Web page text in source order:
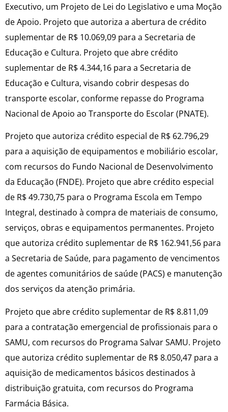
Executivo, um Projeto de Lei do Legislativo e uma Moção
de Apoio. Projeto que autoriza a abertura de crédito
suplementar de R$ 10.069,09 para a Secretaria de
Educação e Cultura. Projeto que abre crédito
suplementar de R$ 4.344,16 para a Secretaria de
Educação e Cultura, visando cobrir despesas do
transporte escolar, conforme repasse do Programa
Nacional de Apoio ao Transporte do Escolar (PNATE).
Projeto que autoriza crédito especial de R$ 62.796,29
para a aquisição de equipamentos e mobiliário escolar,
com recursos do Fundo Nacional de Desenvolvimento
da Educação (FNDE). Projeto que abre crédito especial
de R$ 49.730,75 para o Programa Escola em Tempo
Integral, destinado à compra de materiais de consumo,
serviços, obras e equipamentos permanentes. Projeto
que autoriza crédito suplementar de R$ 162.941,56 para
a Secretaria de Saúde, para pagamento de vencimentos
de agentes comunitários de saúde (PACS) e manutenção
dos serviços da atenção primária.
Projeto que abre crédito suplementar de R$ 8.811,09
para a contratação emergencial de profissionais para o
SAMU, com recursos do Programa Salvar SAMU. Projeto
que autoriza crédito suplementar de R$ 8.050,47 para a
aquisição de medicamentos básicos destinados à
distribuição gratuita, com recursos do Programa
Farmácia Básica.